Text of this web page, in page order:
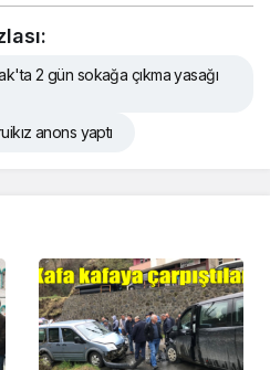
2 gün sokağa çıkma yasağı
anons yaptı